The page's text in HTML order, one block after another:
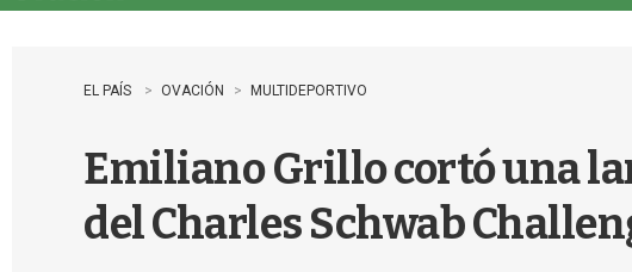
EL PAÍS OVACIÓN MULTIDEPORTIVO
Emiliano Grillo cortó una
del Charles Schwab